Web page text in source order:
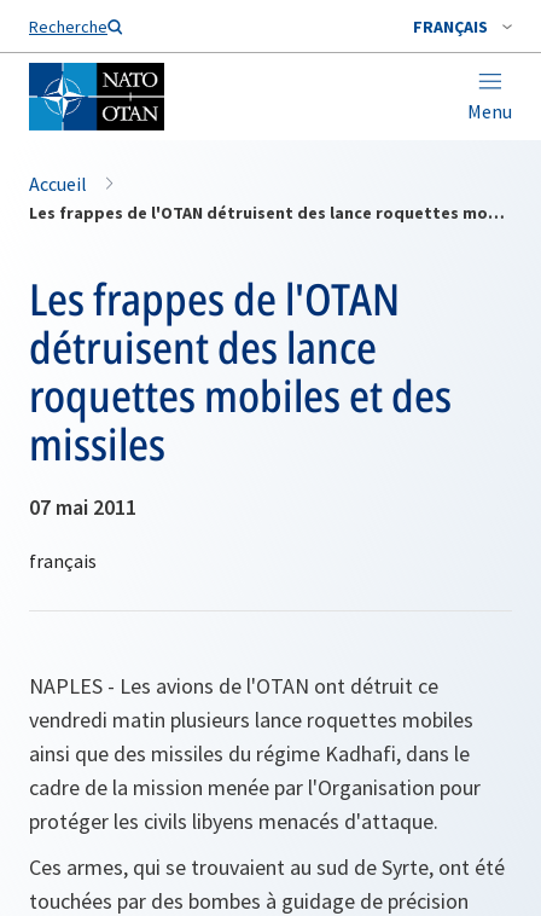
Recherche FRANÇAIS
Menu
Nom de famille*
Accueil
Les frappes de l'OTAN détruisent des lance roquettes mobiles et des missiles
Les frappes de l'OTAN
détruisent des lance
roquettes mobiles et des
missiles
07 mai 2011
NAPLES - Les avions de l'OTAN ont détruit ce
vendredi matin plusieurs lance roquettes mobiles
ainsi que des missiles du régime Kadhafi, dans le
cadre de la mission menée par l'Organisation pour
protéger les civils libyens menacés d'attaque.
Ces armes, qui se trouvaient au sud de Syrte, ont été
touchées par des bombes à guidage de précision